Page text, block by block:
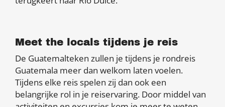
Meet the locals tijdens je reis
De Guatemalteken zullen je tijdens je rondreis
Guatemala meer dan welkom laten voelen.
Tijdens elke reis spelen zij dan ook een
belangrijke rol in je reiservaring. Door middel van